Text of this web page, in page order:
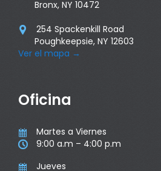
Bronx, NY 10472

254 Spackenkill Road
Poughkeepsie, NY 12603
Ver el mapa →
Oficina
 Martes a Viernes
 9:00 a.m – 4:00 p.m
 Jueves